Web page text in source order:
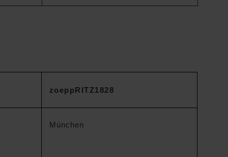
was:
is:
zoeppRITZ1828
München